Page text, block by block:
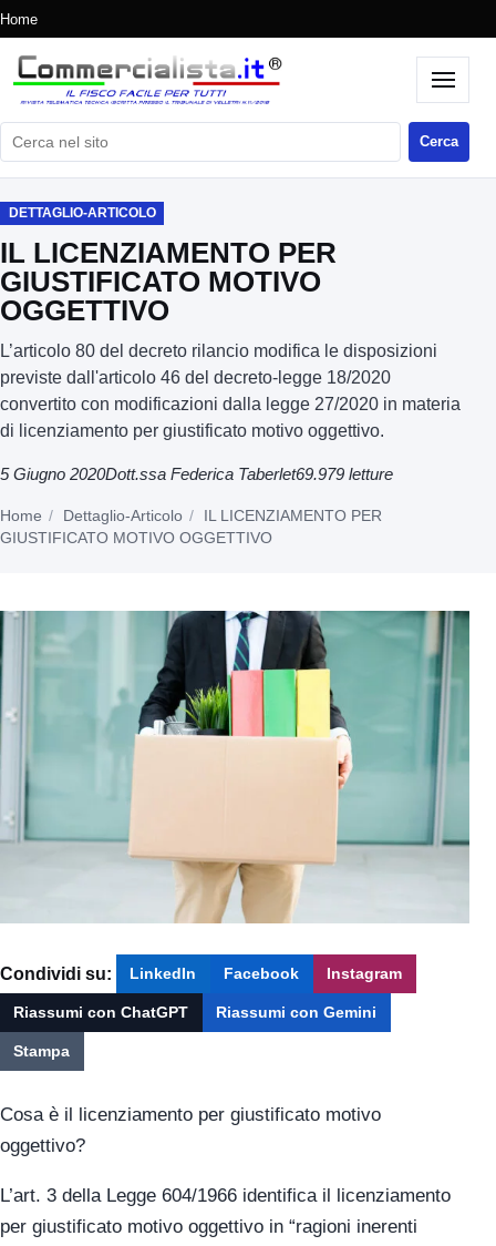
Home
Cerca nel sito Cerca
DETTAGLIO-ARTICOLO
IL LICENZIAMENTO PER
GIUSTIFICATO MOTIVO
OGGETTIVO
L’articolo 80 del decreto rilancio modifica le disposizioni
previste dall'articolo 46 del decreto-legge 18/2020
convertito con modificazioni dalla legge 27/2020 in materia
di licenziamento per giustificato motivo oggettivo.
5 Giugno 2020Dott.ssa Federica Taberlet69.979 letture
Home Dettaglio-Articolo
IL LICENZIAMENTO PER
GIUSTIFICATO MOTIVO OGGETTIVO
Condividi su: LinkedIn Facebook Instagram
Riassumi con ChatGPT Riassumi con Gemini
Stampa
Cosa è il licenziamento per giustificato motivo
oggettivo?
L’art. 3 della Legge 604/1966 identifica il licenziamento
per giustificato motivo oggettivo in “ragioni inerenti